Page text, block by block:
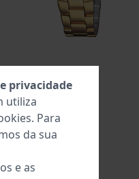
privacidade
utiliza
. Para
da sua
e as